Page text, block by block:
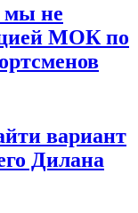
мы не
МОК по
вариант
Дилана